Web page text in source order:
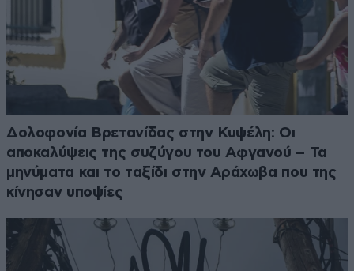
Δολοφονία Βρετανίδας στην Κυψέλη: Οι
αποκαλύψεις της συζύγου του Αφγανού – Τα
μηνύματα και το ταξίδι στην Αράχωβα που της
κίνησαν υποψίες